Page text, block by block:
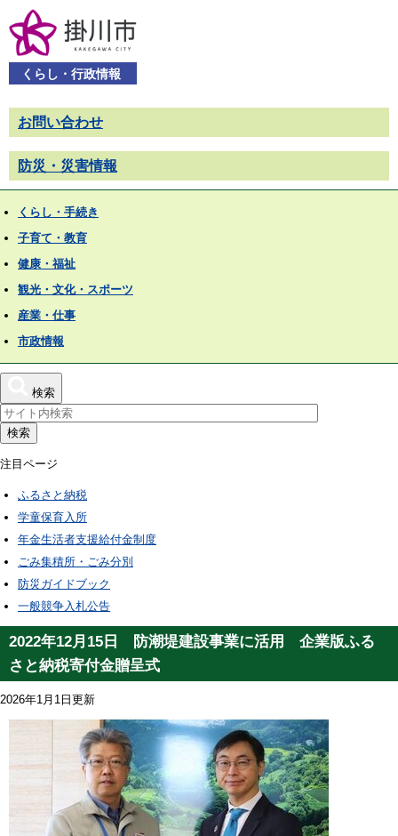
くらし・行政情報
お問い合わせ
防災・災害情報
くらし・手続き
子育て・教育
健康・福祉
観光・文化・スポーツ
産業・仕事
市政情報
検索
検索
注目ページ
ふるさと納税
学童保育入所
年金生活者支援給付金制度
ごみ集積所・ごみ分別
防災ガイドブック
一般競争入札公告
2022年12月15日 防潮堤建設事業に活用 企業版ふる
さと納税寄付金贈呈式
2026年1月1日更新